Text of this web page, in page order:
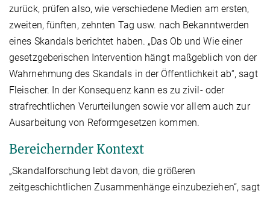
zurück, prüfen also, wie verschiedene Medien am ersten,
zweiten, fünften, zehnten Tag usw. nach Bekanntwerden
eines Skandals berichtet haben. „Das Ob und Wie einer
gesetzgeberischen Intervention hängt maßgeblich von der
Wahrnehmung des Skandals in der Öffentlichkeit ab“, sagt
Fleischer. In der Konsequenz kann es zu zivil- oder
strafrechtlichen Verurteilungen sowie vor allem auch zur
Ausarbeitung von Reformgesetzen kommen.
Bereichernder Kontext
„Skandalforschung lebt davon, die größeren
zeitgeschichtlichen Zusammenhänge einzubeziehen“, sagt